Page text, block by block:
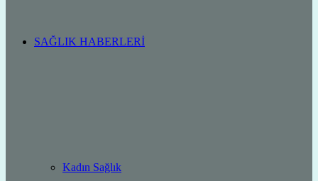
SAĞLIK HABERLERI
Kadın Sağlık